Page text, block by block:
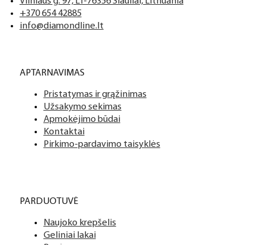
+370 654 42885
info@diamondline.lt
APTARNAVIMAS
Pristatymas ir grąžinimas
Užsakymo sekimas
Apmokėjimo būdai
Kontaktai
Pirkimo-pardavimo taisyklės
PARDUOTUVĖ
Naujoko krepšelis
Geliniai lakai